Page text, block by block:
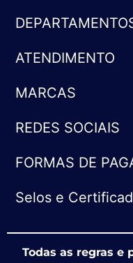
ATENDIMENTO
MARCAS
REDES SOCIAIS
FORMAS DE
Selos e
Todas as regras e